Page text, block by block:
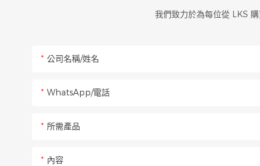
我們致力於為每位從 LKS
公司名稱/姓名
WhatsApp/電話
所需產品
內容